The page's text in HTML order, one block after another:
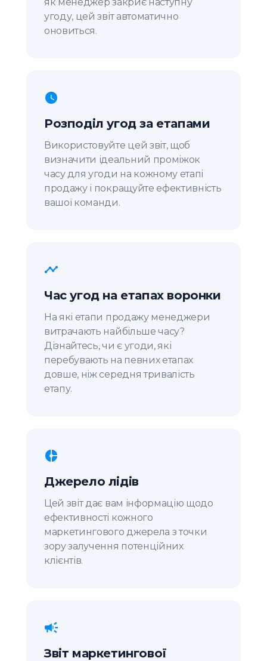
угоду, цей звіт автоматично
оновиться.
Розподіл угод за етапами
Використовуйте цей звіт, щоб
визначити ідеальний проміжок
часу для угоди на кожному етапі
продажу і покращуйте ефективність
вашої команди.
Час угод на етапах воронки
На які етапи продажу менеджери
витрачають найбільше часу?
Дізнайтесь, чи є угоди, які
перебувають на певних етапах
довше, ніж середня тривалість
етапу.
Джерело лідів
Цей звіт дає вам інформацію щодо
ефективності кожного
маркетингового джерела з точки
зору залучення потенційних
клієнтів.
Звіт маркетингової